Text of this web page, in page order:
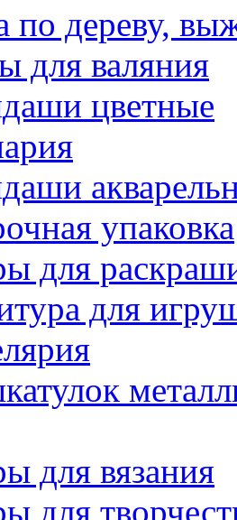
по дереву,
для валяния
цветные
упаковка
для
для
для вязания
для